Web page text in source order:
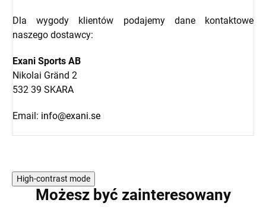
Dla wygody klientów podajemy dane kontaktowe
naszego dostawcy:
Exani Sports AB
Nikolai Gränd 2
532 39 SKARA
Email: info@exani.se
High-contrast mode
Możesz być zainteresowany